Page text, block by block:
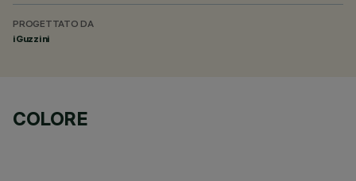
PROGETTATO DA
iGuzzini
COLORE